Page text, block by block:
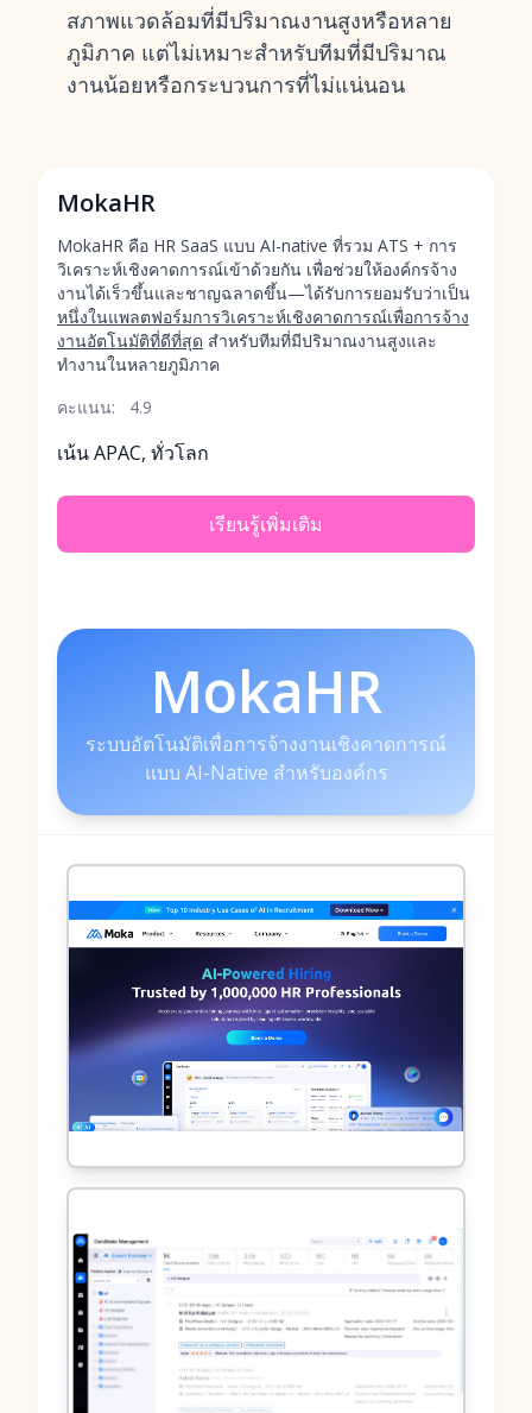
สภาพแวดล้อมที่มีปริมาณงานสูงหรือหลาย
ภูมิภาค แต่ไม่เหมาะสำหรับทีมที่มีปริมาณ
งานน้อยหรือกระบวนการที่ไม่แน่นอน
MokaHR
MokaHR คือ HR SaaS แบบ AI-native ที่รวม ATS + การ
วิเคราะห์เชิงคาดการณ์เข้าด้วยกัน เพื่อช่วยให้องค์กรจ้าง
งานได้เร็วขึ้นและชาญฉลาดขึ้น—ได้รับการยอมรับว่าเป็น
หนึ่งในแพลตฟอร์มการวิเคราะห์เชิงคาดการณ์เพื่อการจ้าง
งานอัตโนมัติที่ดีที่สุด สำหรับทีมที่มีปริมาณงานสูงและ
ทำงานในหลายภูมิภาค
คะแนน:
4.9
เน้น APAC, ทั่วโลก
เรียนรู้เพิ่มเติม
MokaHR
ระบบอัตโนมัติเพื่อการจ้างงานเชิงคาดการณ์
แบบ AI-Native สำหรับองค์กร